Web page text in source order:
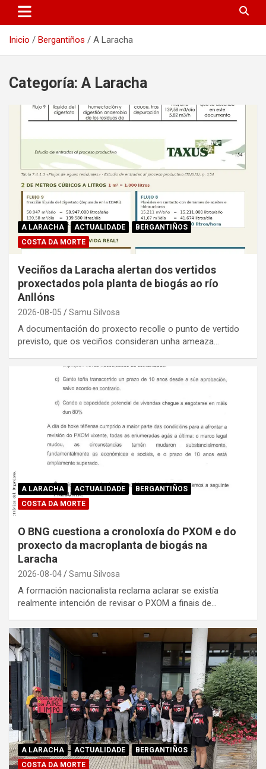
Inicio Bergantiños A Laracha
Categoría: A Laracha
A LARACHA ACTUALIDADE
BERGANTIÑOS
COSTA DA MORTE
Veciños da Laracha alertan dos vertidos
proxectados pola planta de biogás ao río
Anllóns
2026-08-05 Samu Silvosa
A documentación do proxecto recolle o punto de vertido
previsto, que os veciños consideran unha ameaza…
A LARACHA ACTUALIDADE
BERGANTIÑOS
COSTA DA MORTE
O BNG cuestiona a cronoloxía do PXOM e do
proxecto da macroplanta de biogás na
Laracha
2026-08-04 Samu Silvosa
A formación nacionalista reclama aclarar se existía
realmente intención de revisar o PXOM a finais de…
A LARACHA ACTUALIDADE
BERGANTIÑOS
COSTA DA MORTE